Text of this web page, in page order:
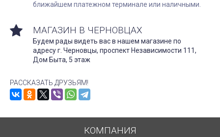
ближайшем платежном терминале или наличными.
МАГАЗИН В ЧЕРНОВЦАХ
Будем рады видеть вас в нашем магазине по
адресу г. Черновцы, проспект Независимости 111,
Дом Быта, 5 этаж
РАССКАЗАТЬ ДРУЗЬЯМ!
КОМПАНИЯ